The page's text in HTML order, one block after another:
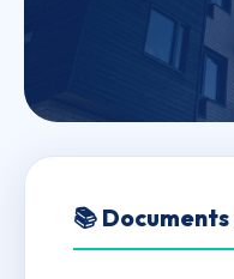
5 BAUDIN
📚